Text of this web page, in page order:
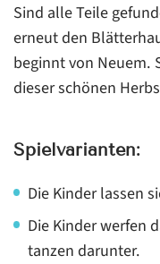
Sind alle Teile
erneut den
beginnt von Neuem.
dieser schönen
Spielvarianten:
Die Kinder lassen
Die Kinder werfen
tanzen darunter.